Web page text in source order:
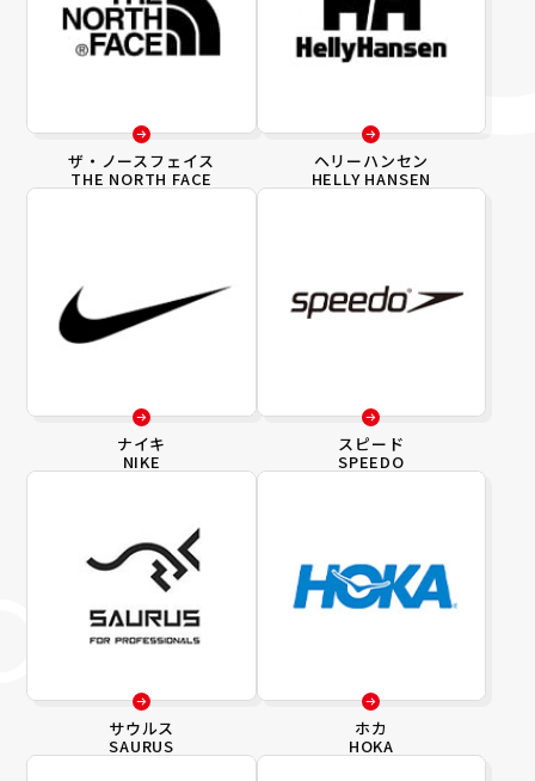
ザ・ノースフェイス
THE NORTH FACE
ヘリーハンセン
HELLY HANSEN
ナイキ
NIKE
スピード
SPEEDO
サウルス
SAURUS
ホカ
HOKA